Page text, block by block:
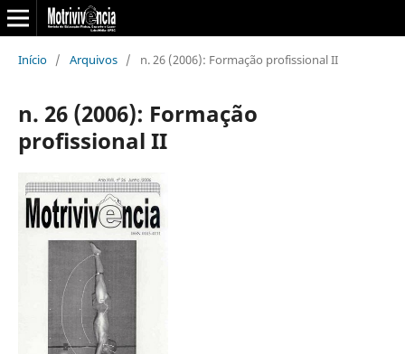
Início / Arquivos / n. 26 (2006): Formação profissional II
n. 26 (2006): Formação
profissional II